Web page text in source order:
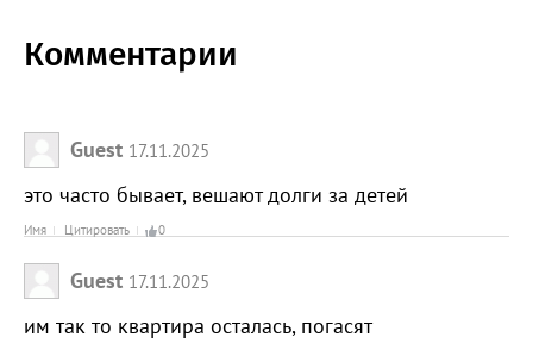
Комментарии
Guest 17.11.2025
это часто бывает, вешают долги за детей
Имя Цитировать 0
Guest 17.11.2025
им так то квартира осталась, погасят